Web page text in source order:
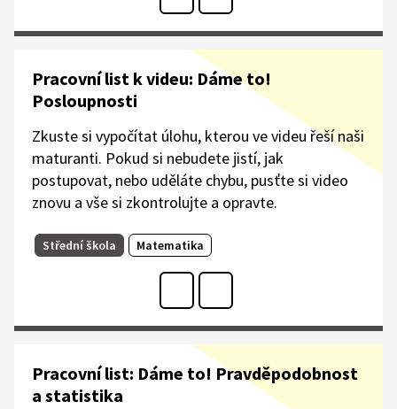
Pracovní list k videu: Dáme to!
Posloupnosti
Zkuste si vypočítat úlohu, kterou ve videu řeší naši
maturanti. Pokud si nebudete jistí, jak
postupovat, nebo uděláte chybu, pusťte si video
znovu a vše si zkontrolujte a opravte.
Střední škola Matematika
Pracovní list: Dáme to! Pravděpodobnost
a statistika